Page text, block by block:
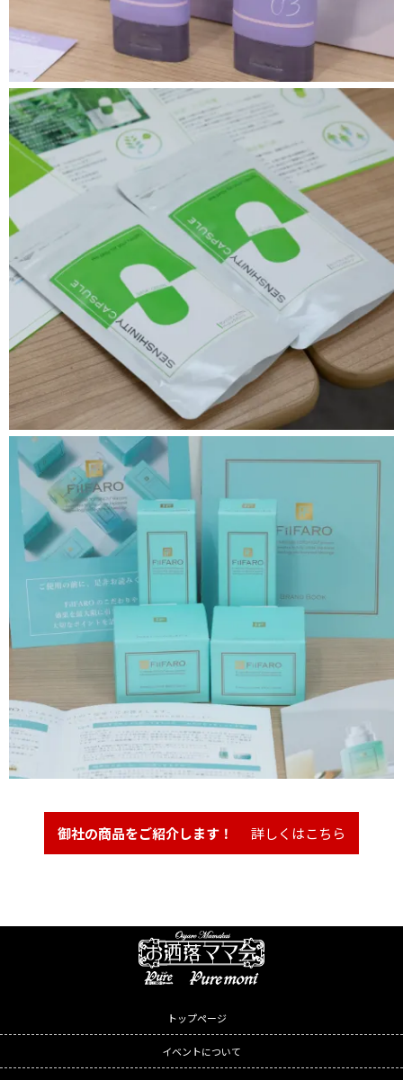
御社の商品をご紹介します！ 詳しくはこちら
トップページ
イベントについて